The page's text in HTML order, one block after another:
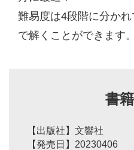
難易度は4段階に分か
で解くことができます。
書
【出版社】文響社
【発売日】20230406